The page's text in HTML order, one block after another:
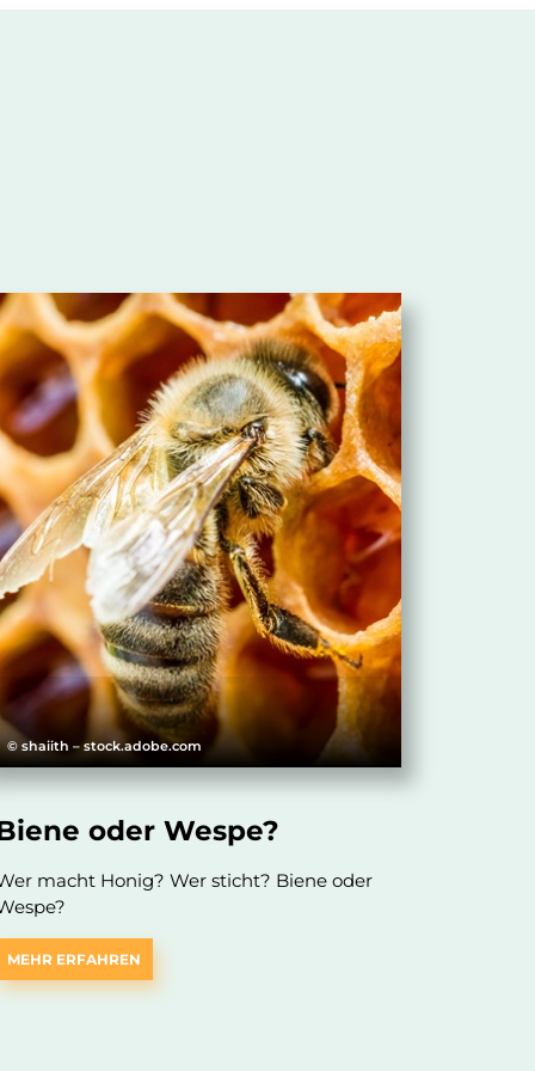
© shaiith – stock.adobe.com
oder Wespe?
macht Honig? Wer sticht? Biene oder
MEHR ERFAHREN